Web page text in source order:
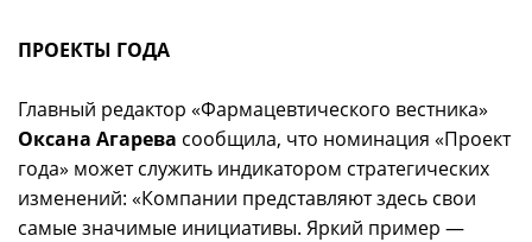
ПРОЕКТЫ ГОДА
Главный редактор «Фармацевтического вестника»
Оксана Агарева сообщила, что номинация «Проект
года» может служить индикатором стратегических
изменений: «Компании представляют здесь свои
самые значимые инициативы. Яркий пример —